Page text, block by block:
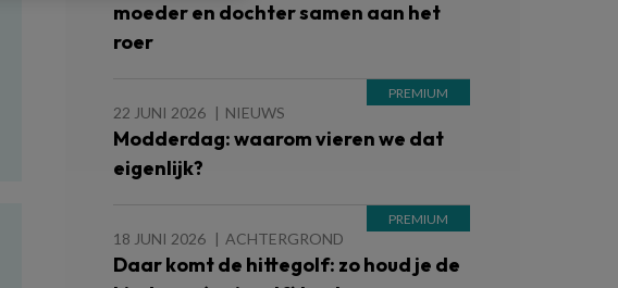
moeder en dochter samen aan het
roer
22 JUNI 2026 NIEUWS
Modderdag: waarom vieren we dat
eigenlijk?
18 JUNI 2026 ACHTERGROND
Daar komt de hittegolf: zo houd je de